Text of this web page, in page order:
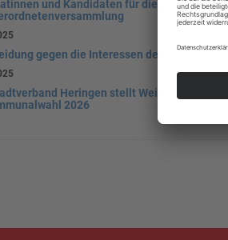
und Kandidaten für die für die
gegen die Interessen der Bürger
Heringen stellt Weichen für
2026